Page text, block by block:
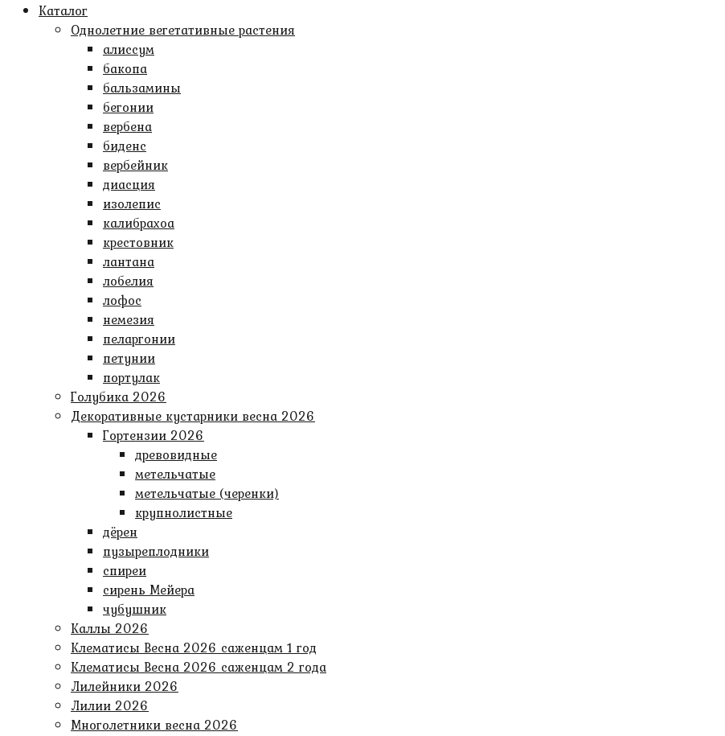
Каталог
Однолетние вегетативные растения
алиссум
бакопа
бальзамины
бегонии
вербена
биденс
вербейник
диасция
изолепис
калибрахоа
крестовник
лантана
лобелия
лофос
немезия
пеларгонии
петунии
портулак
Голубика 2026
Декоративные кустарники весна 2026
Гортензии 2026
древовидные
метельчатые
метельчатые (черенки)
крупнолистные
дёрен
пузыреплодники
спиреи
сирень Мейера
чубушник
Каллы 2026
Клематисы Весна 2026 саженцам 1 год
Клематисы Весна 2026 саженцам 2 года
Лилейники 2026
Лилии 2026
Многолетники весна 2026